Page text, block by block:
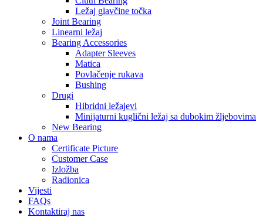
Ležaj glavčine točka
Joint Bearing
Linearni ležaj
Bearing Accessories
Adapter Sleeves
Matica
Povlačenje rukava
Bushing
Drugi
Hibridni ležajevi
Minijaturni kuglični ležaj sa dubokim žljebovima
New Bearing
O nama
Certificate Picture
Customer Case
Izložba
Radionica
Vijesti
FAQs
Kontaktiraj nas